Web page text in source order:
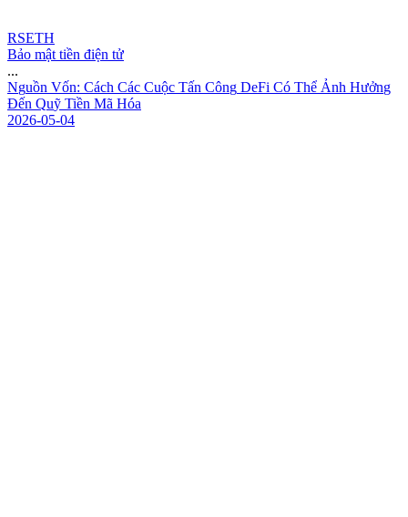
RSETH
Bảo mật tiền điện tử
...
Nguồn Vốn: Cách Các Cuộc Tấn Công DeFi Có Thể Ảnh Hưởng
Đến Quỹ Tiền Mã Hóa
2026-05-04